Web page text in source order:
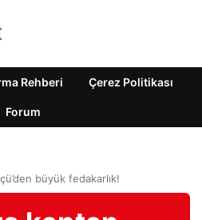
Rehberi Çerez Politikası
Forum
büyük fedakarlık!